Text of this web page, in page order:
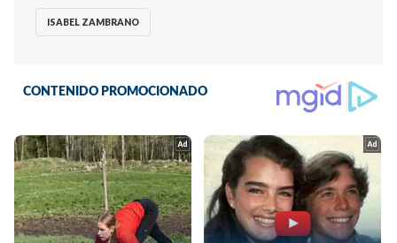
ISABEL ZAMBRANO